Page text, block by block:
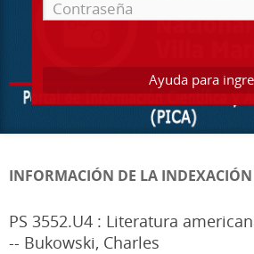
Ayuda para
INFORMACIÓN DE LA INDEXACIÓN
PS 3552.U4 : Literatura
-- Bukowski, Charles